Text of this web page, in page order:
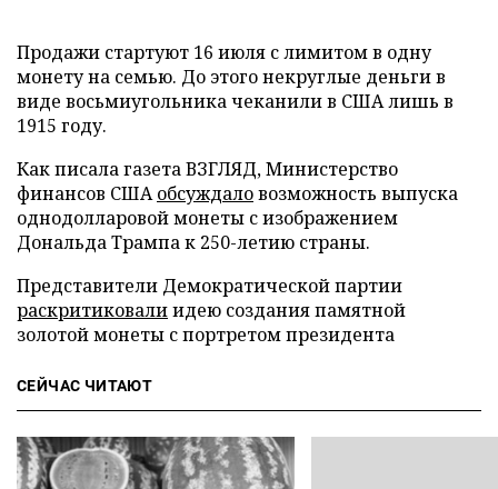
Продажи стартуют 16 июля с лимитом в одну
монету на семью. До этого некруглые деньги в
виде восьмиугольника чеканили в США лишь в
1915 году.
Как писала газета ВЗГЛЯД, Министерство
финансов СШАобсуждаловозможность выпуска
однодолларовой монеты с изображением
Дональда Трампа к 250-летию страны.
Представители Демократической партии
раскритиковалиидею создания памятной
золотой монеты с портретом президента
СЕЙЧАС ЧИТАЮТ